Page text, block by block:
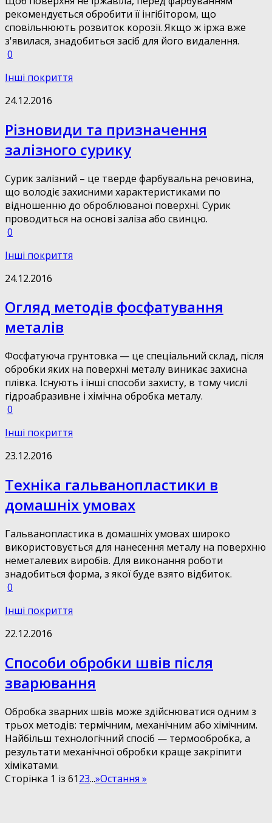
рекомендується обробити її інгібітором, що
сповільнюють розвиток корозії. Якщо ж іржа вже
з'явилася, знадобиться засіб для його видалення.
0
Інші покриття
24.12.2016
Різновиди та призначення
залізного сурику
Сурик залізний – це тверде фарбувальна речовина,
що володіє захисними характеристиками по
відношенню до оброблюваної поверхні. Сурик
проводиться на основі заліза або свинцю.
0
Інші покриття
24.12.2016
Огляд методів фосфатування
металів
Фосфатуюча грунтовка — це спеціальний склад, після
обробки яких на поверхні металу виникає захисна
плівка. Існують і інші способи захисту, в тому числі
гідроабразивне і хімічна обробка металу.
0
Інші покриття
23.12.2016
Техніка гальванопластики в
домашніх умовах
Гальванопластика в домашніх умовах широко
використовується для нанесення металу на поверхню
неметалевих виробів. Для виконання роботи
знадобиться форма, з якої буде взято відбиток.
0
Інші покриття
22.12.2016
Способи обробки швів після
зварювання
Обробка зварних швів може здійснюватися одним з
трьох методів: термічним, механічним або хімічним.
Найбільш технологічний спосіб — термообробка, а
результати механічної обробки краще закріпити
хімікатами.
Сторінка 1 із 6123...»Остання »